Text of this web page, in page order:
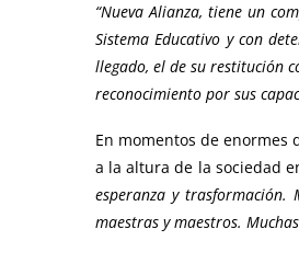
“Nueva Alianza, tiene un
Sistema Educativo y con
llegado, el de su restitución
reconocimiento por sus
En momentos de enormes
a la altura de la sociedad
esperanza y
maestras y maestros.